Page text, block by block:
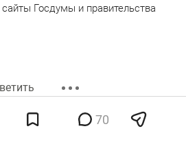
Госдумы и правительства
70